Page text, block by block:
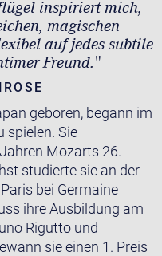
inspiriert mich,
magischen
auf jedes subtile
Freund."
geboren, begann im
spielen. Sie
Mozarts 26.
studierte sie an der
bei Germaine
ihre Ausbildung am
Rigutto und
sie einen 1. Preis